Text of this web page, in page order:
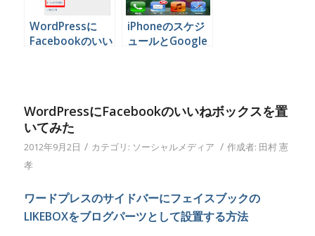
WordPressに
Facebookのいい
iPhoneのスケジ
ュールとGoogle
WordPressにFacebookのいいねボックスを置
いてみた
2012年9月2日 / カテゴリ: ソーシャルメディア / 作成者: 田村 憲
孝
ワードプレスのサイドバーにフェイスブックの
LIKEBOXをブログパーツとして設置する方法